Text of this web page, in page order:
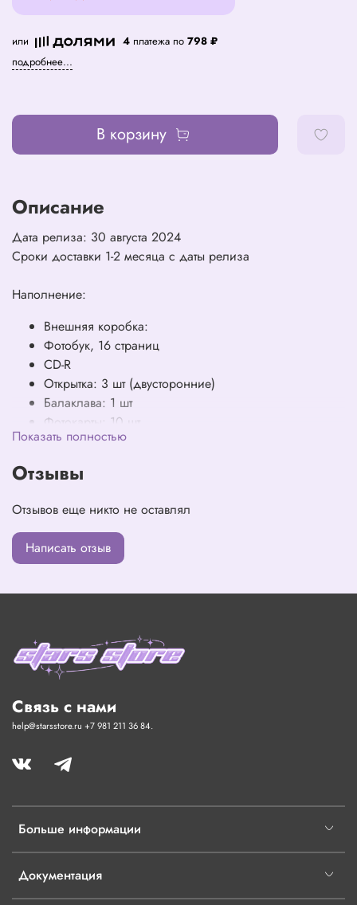
или 4 платежа по 798 ₽
подробнее...
В корзину
Описание
Дата релиза: 30 августа 2024
Сроки доставки 1-2 месяца с даты релиза
Наполнение:
Внешняя коробка:
Фотобук, 16 страниц
CD-R
Открытка: 3 шт (двусторонние)
Балаклава: 1 шт
Фотокарты: 10 шт
Показать полностью
Отзывы
Отзывов еще никто не оставлял
Написать отзыв
Больше информации
Документация
Связь с нами
help@starsstore.ru +7 981 211 36 84.